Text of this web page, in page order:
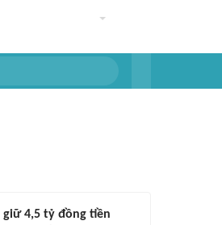
giữ 4,5 tỷ đồng tiền